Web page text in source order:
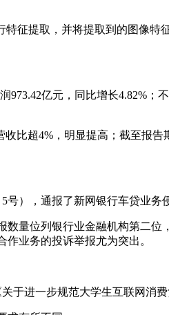
征提取，并将提取到的图像特
973.42亿元，同比增长4.82%；
比超4%，明显提高；截至报告
），通报了新网银行车贷业务
数量位列银行业金融机构第二
业务的投诉举报尤为突出。
于进一步规范大学生互联网消费